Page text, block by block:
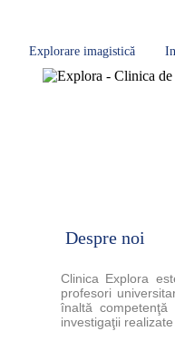
Explorare imagistică
Despre noi
Clinica Explora
profesori
înaltă competenţă
investigaţii